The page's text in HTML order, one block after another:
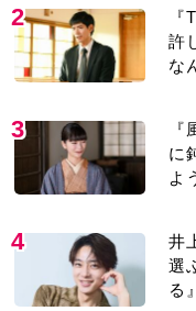
2
許
な
3
に
よ
4
井
選
る